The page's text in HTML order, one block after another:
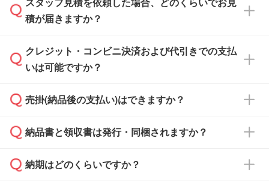
可能です。見積・注文フォームにて『ゲストの
まま進む』ボタンからお進みのうえ、ご依頼く
積が届きますか？
通常、翌営業日までにお送りしております。混
雑状況によっては、お時間をいただくこともご
依頼いただいた場合は、翌営業日以降のご連絡
クレジット・コンビニ決済および代引きでの支払
いは可能ですか？
銀行振込のみのご対応となります。
売掛(納品後の支払い)はできますか？
基本的には先入金をお願いしておりますが、自
どの場合は、月末締め翌月末払いに対応可能で
納品書と領収書は発行・同梱されますか？
納品書・領収書は ご依頼をいただいた場合の
納期はどのくらいですか？